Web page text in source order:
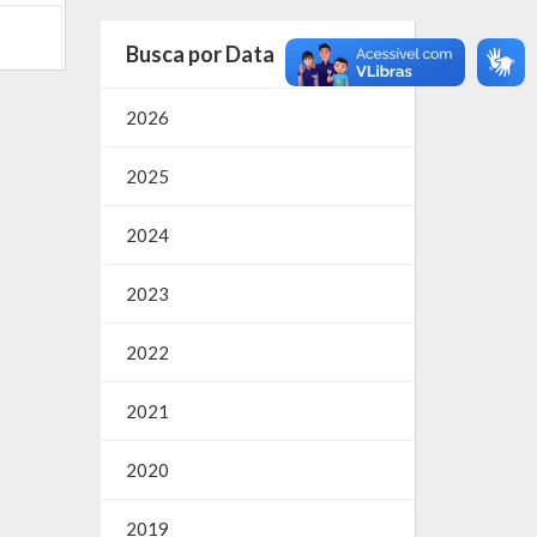
Busca por Data
2026
2025
2024
2023
2022
2021
2020
2019